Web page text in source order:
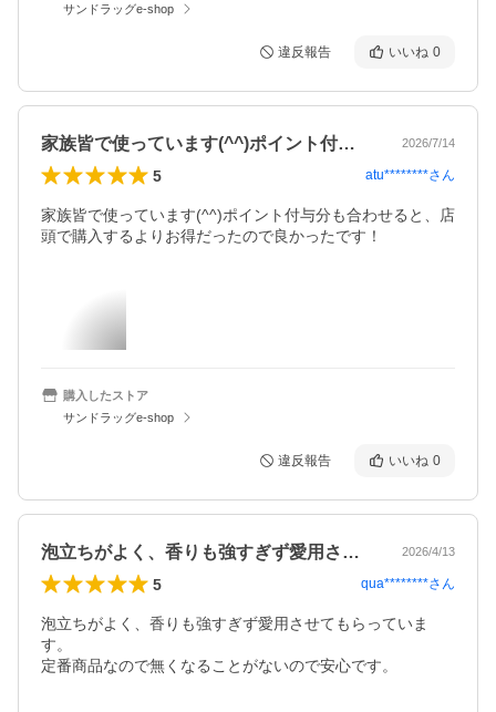
サンドラッグe-shop
違反報告 いいね 0
家族皆で使っています(^^)ポイント付… 2026/7/14
5 atu********さん
家族皆で使っています(^^)ポイント付与分も合わせると、店
頭で購入するよりお得だったので良かったです！
購入したストア
サンドラッグe-shop
違反報告 いいね 0
泡立ちがよく、香りも強すぎず愛用させて… 2026/4/13
5 qua********さん
泡立ちがよく、香りも強すぎず愛用させてもらっていま
す。
定番商品なので無くなることがないので安心です。